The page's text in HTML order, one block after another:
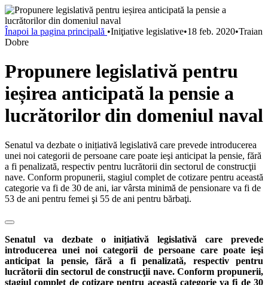
Înapoi la pagina principală •Iniţiative legislative•18 feb. 2020•Traian
Dobre
Propunere legislativă pentru
ieșirea anticipată la pensie a
lucrătorilor din domeniul naval
Senatul va dezbate o inițiativă legislativă care prevede introducerea
unei noi categorii de persoane care poate ieşi anticipat la pensie, fără
a fi penalizată, respectiv pentru lucrătorii din sectorul de construcţii
nave. Conform propunerii, stagiul complet de cotizare pentru această
categorie va fi de 30 de ani, iar vârsta minimă de pensionare va fi de
53 de ani pentru femei şi 55 de ani pentru bărbaţi.
Senatul va dezbate o inițiativă legislativă care prevede
introducerea unei noi categorii de persoane care poate ieşi
anticipat la pensie, fără a fi penalizată, respectiv pentru
lucrătorii din sectorul de construcţii nave. Conform propunerii,
stagiul complet de cotizare pentru această categorie va fi de 30